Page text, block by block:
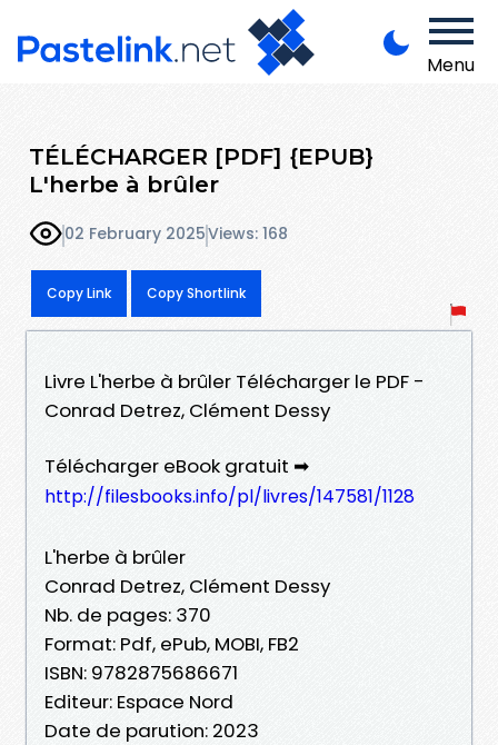
Menu
TÉLÉCHARGER [PDF] {EPUB}
L'herbe à brûler
02 February 2025Views: 168
Copy Link Copy Shortlink
Livre L'herbe à brûler Télécharger le PDF -
Conrad Detrez, Clément Dessy
Télécharger eBook gratuit ➡
http://filesbooks.info/pl/livres/147581/1128
L'herbe à brûler
Conrad Detrez, Clément Dessy
Nb. de pages: 370
Format: Pdf, ePub, MOBI, FB2
ISBN: 9782875686671
Editeur: Espace Nord
Date de parution: 2023